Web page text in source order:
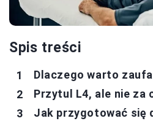
Spis treści
Dlaczego warto
Przytul L4, ale nie za
Jak przygotować się